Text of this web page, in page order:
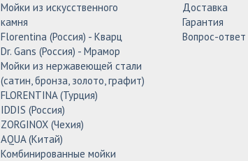
Мойки из искусственного
камня
Florentina (Россия) - Кварц
Dr. Gans (Россия) - Мрамор
Мойки из нержавеющей стали
(сатин, бронза, золото, графит)
FLORENTINA (Турция)
IDDIS (Россия)
ZORGINOX (Чехия)
AQUA (Китай)
Комбинированные мойки
Доставка
Гарантия
Вопрос-ответ